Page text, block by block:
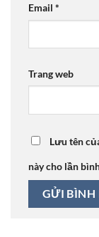
Email *
Trang web
Lưu tên
này cho lần